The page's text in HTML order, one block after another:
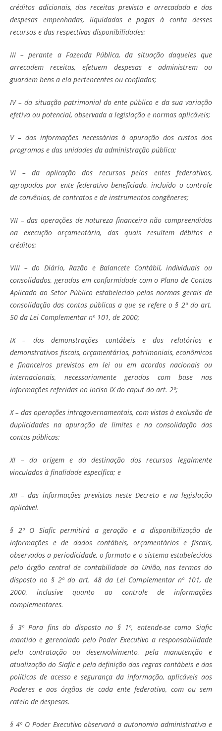
créditos adicionais, das receitas prevista e arrecadada e das
despesas empenhadas, liquidadas e pagas à conta desses
recursos e das respectivas disponibilidades;
III – perante a Fazenda Pública, da situação daqueles que
arrecadem receitas, efetuem despesas e administrem ou
guardem bens a ela pertencentes ou confiados;
IV – da situação patrimonial do ente público e da sua variação
efetiva ou potencial, observada a legislação e normas aplicáveis;
V – das informações necessárias à apuração dos custos dos
programas e das unidades da administração pública;
VI – da aplicação dos recursos pelos entes federativos,
agrupados por ente federativo beneficiado, incluído o controle
de convênios, de contratos e de instrumentos congêneres;
VII – das operações de natureza financeira não compreendidas
na execução orçamentária, das quais resultem débitos e
créditos;
VIII – do Diário, Razão e Balancete Contábil, individuais ou
consolidados, gerados em conformidade com o Plano de Contas
Aplicado ao Setor Público estabelecido pelas normas gerais de
consolidação das contas públicas a que se refere o § 2º do art.
50 da Lei Complementar nº 101, de 2000;
IX – das demonstrações contábeis e dos relatórios e
demonstrativos fiscais, orçamentários, patrimoniais, econômicos
e financeiros previstos em lei ou em acordos nacionais ou
internacionais, necessariamente gerados com base nas
informações referidas no inciso IX do caput do art. 2º;
X – das operações intragovernamentais, com vistas à exclusão de
duplicidades na apuração de limites e na consolidação das
contas públicas;
XI – da origem e da destinação dos recursos legalmente
vinculados à finalidade específica; e
XII – das informações previstas neste Decreto e na legislação
aplicável.
§ 2º O Siafic permitirá a geração e a disponibilização de
informações e de dados contábeis, orçamentários e fiscais,
observados a periodicidade, o formato e o sistema estabelecidos
pelo órgão central de contabilidade da União, nos termos do
disposto no § 2º do art. 48 da Lei Complementar nº 101, de
2000, inclusive quanto ao controle de informações
complementares.
§ 3º Para fins do disposto no § 1º, entende-se como Siafic
mantido e gerenciado pelo Poder Executivo a responsabilidade
pela contratação ou desenvolvimento, pela manutenção e
atualização do Siafic e pela definição das regras contábeis e das
políticas de acesso e segurança da informação, aplicáveis aos
Poderes e aos órgãos de cada ente federativo, com ou sem
rateio de despesas.
§ 4º O Poder Executivo observará a autonomia administrativa e